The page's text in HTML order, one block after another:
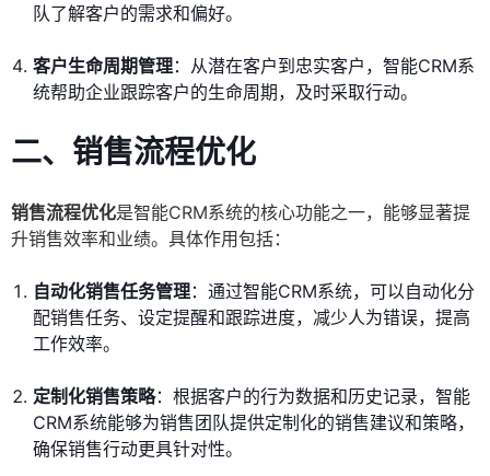
队了解客户的需求和偏好。
客户生命周期管理：从潜在客户到忠实客户，智能CRM系
统帮助企业跟踪客户的生命周期，及时采取行动。
二、销售流程优化
销售流程优化是智能CRM系统的核心功能之一，能够显著提
升销售效率和业绩。具体作用包括：
自动化销售任务管理：通过智能CRM系统，可以自动化分
配销售任务、设定提醒和跟踪进度，减少人为错误，提高
工作效率。
定制化销售策略：根据客户的行为数据和历史记录，智能
CRM系统能够为销售团队提供定制化的销售建议和策略，
确保销售行动更具针对性。